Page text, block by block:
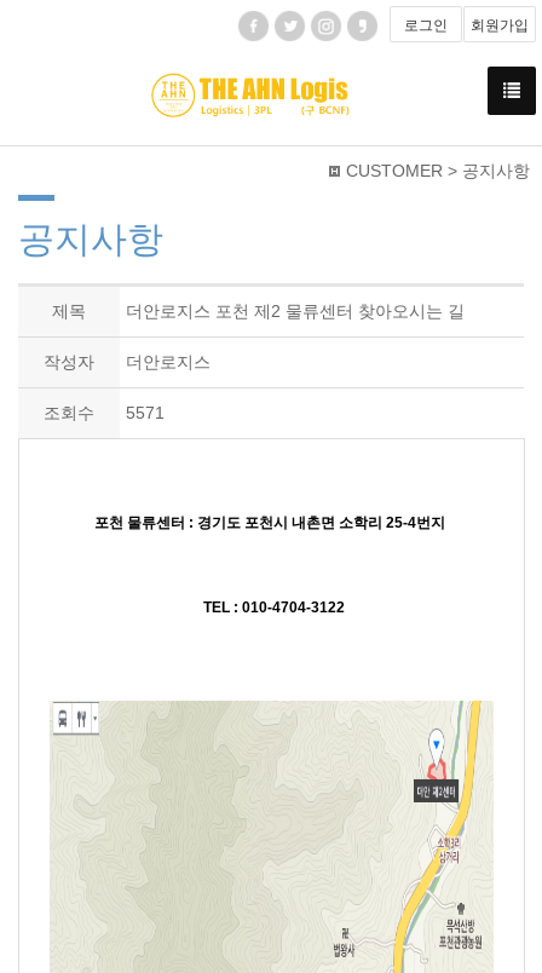
로그인 회원가입
CUSTOMER > 공지사항
공지사항
제목 더안로지스 포천 제2 물류센터 찾아오시는 길
작성자 더안로지스
조회수 5571
포천 물류센터 : 경기도 포천시 내촌면 소학리 25-4번지
TEL : 010-4704-3122